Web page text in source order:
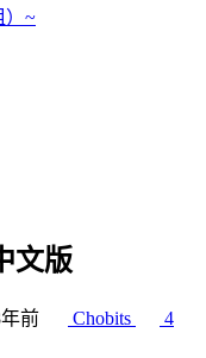
）~
文版
前 Chobits
4